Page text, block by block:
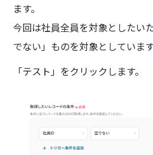
ます。
今回は社員全員を対象としたい
でない」ものを対象としています
「テスト」をクリックします。